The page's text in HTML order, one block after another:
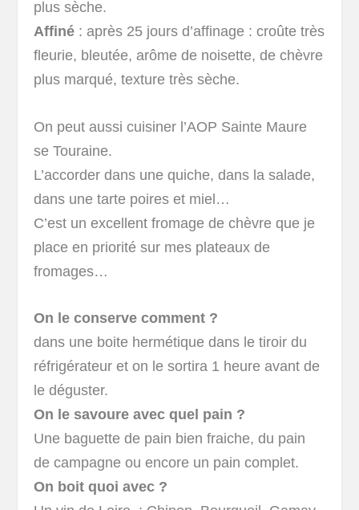
plus sèche.
Affiné : après 25 jours d’affinage : croûte très
fleurie, bleutée, arôme de noisette, de chèvre
plus marqué, texture très sèche.
On peut aussi cuisiner l’AOP Sainte Maure
se Touraine.
L’accorder dans une quiche, dans la salade,
dans une tarte poires et miel…
C’est un excellent fromage de chèvre que je
place en priorité sur mes plateaux de
fromages…
On le conserve comment ?
dans une boite hermétique dans le tiroir du
réfrigérateur et on le sortira 1 heure avant de
le déguster.
On le savoure avec quel pain ?
Une baguette de pain bien fraiche, du pain
de campagne ou encore un pain complet.
On boit quoi avec ?